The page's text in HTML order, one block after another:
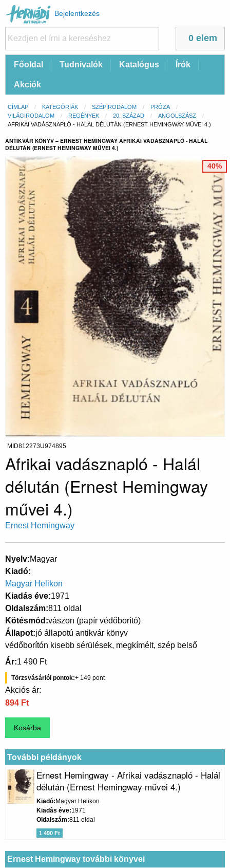
Felhasználói
fiók
menüje
Bejelentkezés
0 elem
FőFőoldal Tudnivalók Katalógus Írók
Akciók
Morzsa
CÍMLAP KATEGÓRIÁK SZÉPIRODALOM
PRÓZA
VILÁGIRODALOM
REGÉNYEK 20. SZÁZAD
ANGOLSZÁSZ
CURRENT:
AFRIKAI VADÁSZNAPLÓ - HALÁL DÉLUTÁN (ERNEST HEMINGWAY MŰVEI 4.)
ANTIKVÁR KÖNYV – ERNEST HEMINGWAY AFRIKAI VADÁSZNAPLÓ - HALÁL
DÉLUTÁN (ERNEST HEMINGWAY MŰVEI 4.)
40%
MID812273U974895
Afrikai vadásznapló - Halál
délután (Ernest Hemingway
művei 4.)
Ernest Hemingway
Nyelv Magyar
Kiadó
Magyar Helikon
Kiadás éve 1971
Oldalszám 811 oldal
Kötésmód vászon (papír védőborító)
Állapot jó állapotú antikvár könyv
védőborítón kisebb sérülések, megkímélt, szép belső
Ár 1 490 Ft
Törzsvásárlói pontok 149
Akciós ár:
894 Ft
További példányok
Ernest Hemingway - Afrikai vadásznapló - Halál
délután (Ernest Hemingway művei 4.)
Kiadó Magyar Helikon
Kiadás éve 1971
Oldalszám 811 oldal
1 490 Ft
Ernest Hemingway további könyvei